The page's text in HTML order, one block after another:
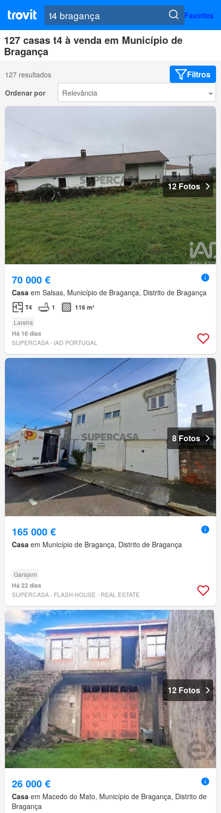
Favoritos
127 casas t4 à venda em Município de
Bragança
127 resultados Filtros
Ordenar por
12 Fotos
70 000 €
Casa em Salsas, Município de Bragança, Distrito de Bragança
T4 1 116 m²
Lareira
Há 16 dias
SUPERCASA - IAD PORTUGAL
8 Fotos
165 000 €
Casa em Município de Bragança, Distrito de Bragança
Garajem
Há 22 dias
SUPERCASA - FLASH HOUSE - REAL ESTATE
12 Fotos
26 000 €
Casa em Macedo do Mato, Município de Bragança, Distrito de
Bragança